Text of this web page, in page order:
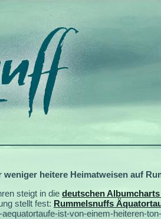
weniger heitere Heimatweisen auf
steigt in die deutschen
stellt fest: Rummelsnuffs
ist-von-einem-heiteren-